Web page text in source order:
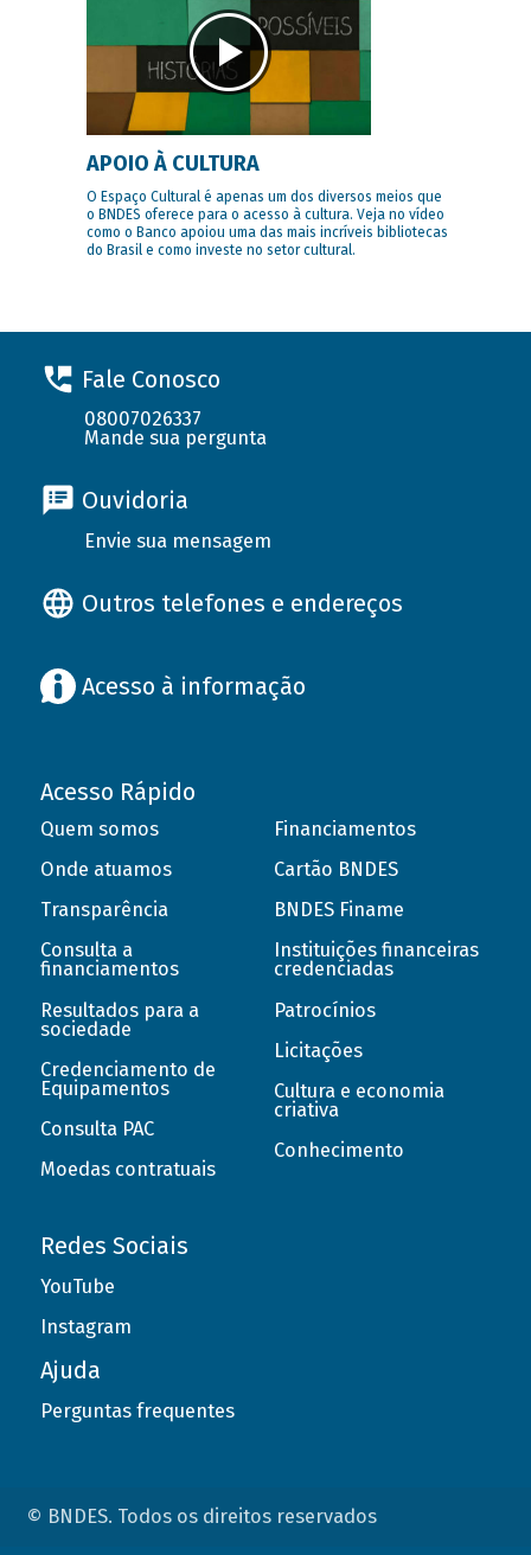
APOIO À CULTURA
O Espaço Cultural é apenas um dos diversos meios que
o BNDES oferece para o acesso à cultura. Veja no vídeo
como o Banco apoiou uma das mais incríveis bibliotecas
do Brasil e como investe no setor cultural.
Fale Conosco
08007026337
Mande sua pergunta
Ouvidoria
Envie sua mensagem
Outros telefones e endereços
Acesso à informação
Acesso Rápido
Quem somos
Onde atuamos
Transparência
Consulta a
financiamentos
Resultados para a
sociedade
Credenciamento de
Equipamentos
Consulta PAC
Moedas contratuais
Financiamentos
Cartão BNDES
BNDES Finame
Instituições financeiras
credenciadas
Patrocínios
Licitações
Cultura e economia
criativa
Conhecimento
Redes Sociais
YouTube
Instagram
Ajuda
Perguntas frequentes
© BNDES. Todos os direitos reservados